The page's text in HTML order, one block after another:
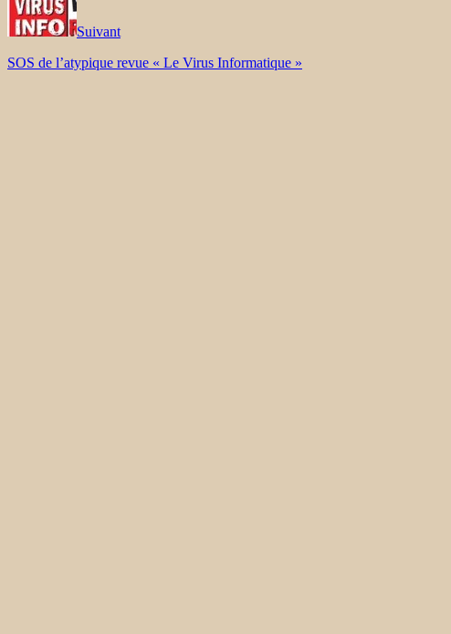
Suivant
SOS de l’atypique revue « Le Virus Informatique »